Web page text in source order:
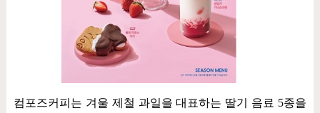
컴포즈커피는 겨울 제철 과일을 대표하는 딸기 음료 5종을